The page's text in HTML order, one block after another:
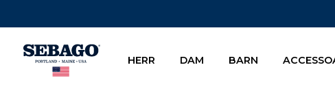
Company Inc
HERR DAM BARN